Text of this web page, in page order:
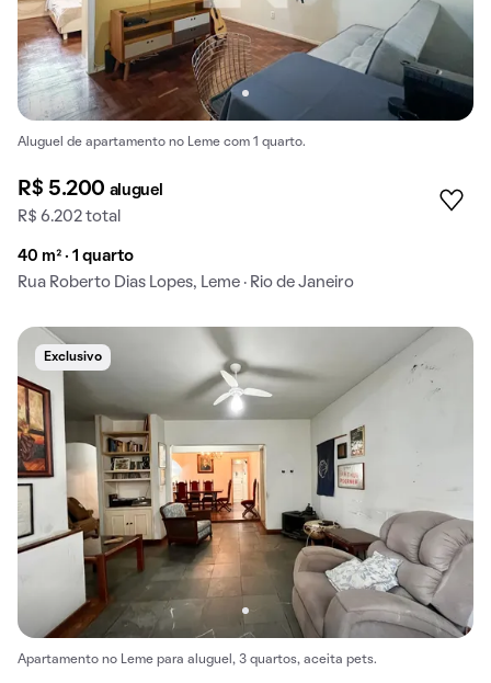
Aluguel de apartamento no Leme com 1 quarto.
R$ 5.200 aluguel
R$ 6.202 total
40 m² · 1 quarto
Rua Roberto Dias Lopes, Leme · Rio de Janeiro
Exclusivo
Apartamento no Leme para aluguel, 3 quartos, aceita pets.